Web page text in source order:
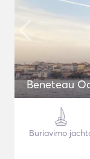
Beneteau
Buriavimo